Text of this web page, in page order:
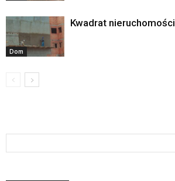
Dom
Kwadrat nieruchomości